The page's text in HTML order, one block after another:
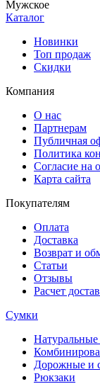
Мужское
Каталог
Новинки
Топ продаж
Скидки
Компания
О нас
Партнерам
Публичная
Политика
Согласие на
Карта сайта
Покупателям
Оплата
Доставка
Возврат и
Статьи
Отзывы
Расчет
Сумки
Дорожные и
Рюкзаки